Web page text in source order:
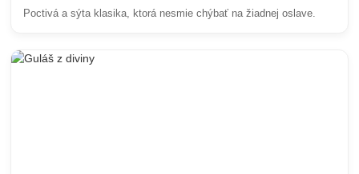
Poctivá a sýta klasika, ktorá nesmie chýbať na žiadnej oslave.